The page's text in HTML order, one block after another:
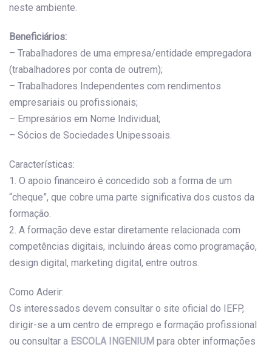
neste ambiente.
Beneficiários:
– Trabalhadores de uma empresa/entidade empregadora
(trabalhadores por conta de outrem);
– Trabalhadores Independentes com rendimentos
empresariais ou profissionais;
– Empresários em Nome Individual;
– Sócios de Sociedades Unipessoais.
Características:
1. O apoio financeiro é concedido sob a forma de um
“cheque”, que cobre uma parte significativa dos custos da
formação.
2. A formação deve estar diretamente relacionada com
competências digitais, incluindo áreas como programação,
design digital, marketing digital, entre outros.
Como Aderir:
Os interessados devem consultar o site oficial do IEFP,
dirigir-se a um centro de emprego e formação profissional
ou consultar a ESCOLA INGENIUM para obter informações